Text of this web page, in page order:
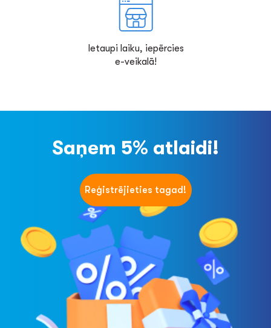
Ietaupi laiku, iepērcies
e-veikalā!
Saņem 5% atlaidi!
Reģistrējieties tagad!